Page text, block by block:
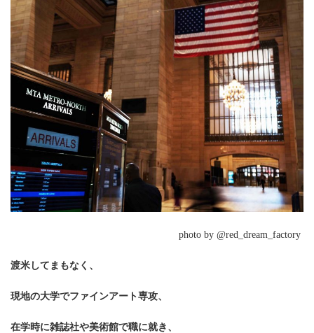
photo by @red_dream_factory
渡米してまもなく、
現地の大学でファインアート専攻、
在学時に雑誌社や美術館で職に就き、